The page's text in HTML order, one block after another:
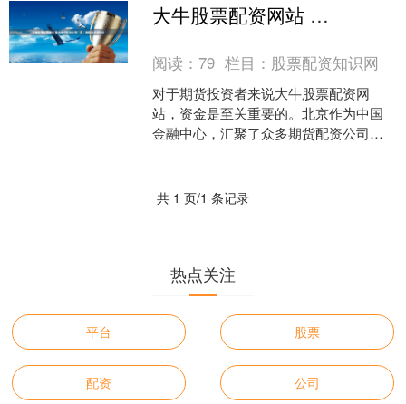
大牛股票配资网站 北京期货配资公司一览，助您投资更轻松
阅读：79 栏目： 股票配资知识网
对于期货投资者来说大牛股票配资网
站，资金是至关重要的。北京作为中国
金融中心，汇聚了众多期货配资公司，
共 1 页/1 条记录
热点关注
平台 股票
配资 公司